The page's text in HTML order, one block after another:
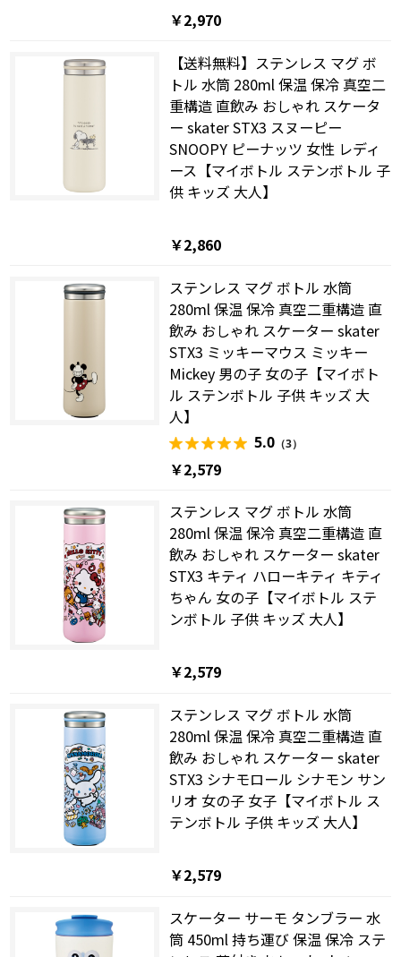
￥2,970
【送料無料】ステンレス マグ ボ
トル 水筒 280ml 保温 保冷 真空二
重構造 直飲み おしゃれ スケータ
ー skater STX3 スヌーピー
SNOOPY ピーナッツ 女性 レディ
ース【マイボトル ステンボトル 子
供 キッズ 大人】
￥2,860
ステンレス マグ ボトル 水筒
280ml 保温 保冷 真空二重構造 直
飲み おしゃれ スケーター skater
STX3 ミッキーマウス ミッキー
Mickey 男の子 女の子【マイボト
ル ステンボトル 子供 キッズ 大
人】
5.0（3）
￥2,579
ステンレス マグ ボトル 水筒
280ml 保温 保冷 真空二重構造 直
飲み おしゃれ スケーター skater
STX3 キティ ハローキティ キティ
ちゃん 女の子【マイボトル ステ
ンボトル 子供 キッズ 大人】
￥2,579
ステンレス マグ ボトル 水筒
280ml 保温 保冷 真空二重構造 直
飲み おしゃれ スケーター skater
STX3 シナモロール シナモン サン
リオ 女の子 女子【マイボトル ス
テンボトル 子供 キッズ 大人】
￥2,579
スケーター サーモ タンブラー 水
筒 450ml 持ち運び 保温 保冷 ステ